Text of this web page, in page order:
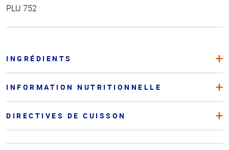
PLU 752
INGRÉDIENTS
INFORMATION NUTRITIONNELLE
DIRECTIVES DE CUISSON